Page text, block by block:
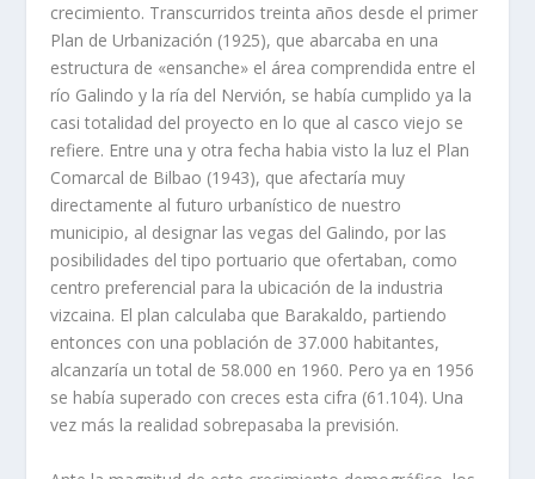
crecimiento. Transcurridos treinta años desde el primer
Plan de Urbanización (1925), que abarcaba en una
estructura de «ensanche» el área comprendida entre el
rí­o Galindo y la rí­a del Nervión, se habí­a cumplido ya la
casi totalidad del proyecto en lo que al casco viejo se
refiere. Entre una y otra fecha habia visto la luz el Plan
Comarcal de Bilbao (1943), que afectarí­a muy
directamente al futuro urbaní­stico de nuestro
municipio, al designar las vegas del Galindo, por las
posibilidades del tipo portuario que ofertaban, como
centro preferencial para la ubicación de la industria
vizcaina. El plan calculaba que Barakaldo, partiendo
entonces con una población de 37.000 habitantes,
alcanzarí­a un total de 58.000 en 1960. Pero ya en 1956
se habí­a superado con creces esta cifra (61.104). Una
vez más la realidad sobrepasaba la previsión.